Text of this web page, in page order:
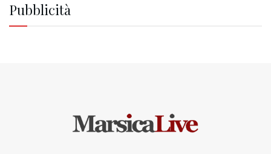
Pubblicità